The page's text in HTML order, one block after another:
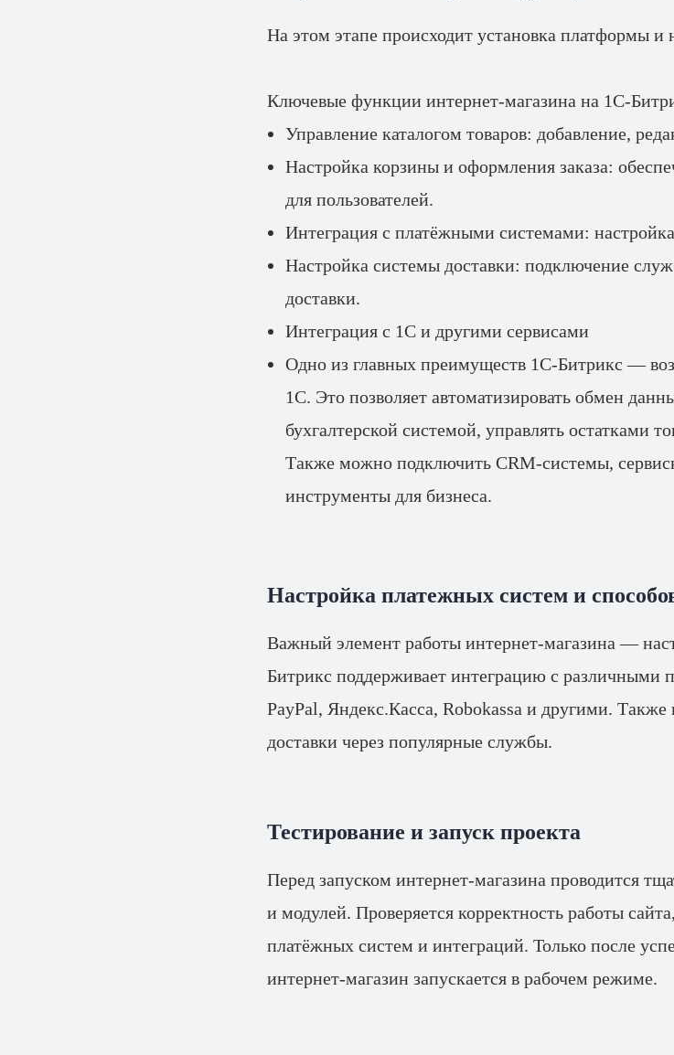
На этом этапе происходит установка платформы и
Ключевые функции интернет-магазина на 1С-
Управление каталогом товаров: добавление,
Настройка корзины и оформления заказа:
для пользователей.
Интеграция с платёжными системами:
Настройка системы доставки: подключение
доставки.
Интеграция с 1С и другими сервисами
Одно из главных преимуществ 1С-Битрикс —
1С. Это позволяет автоматизировать обмен
бухгалтерской системой, управлять остатками
Также можно подключить CRM-системы,
инструменты для бизнеса.
Настройка платежных систем и
Важный элемент работы интернет-магазина —
Битрикс поддерживает интеграцию с различными
PayPal, Яндекс.Касса, Robokassa и другими. Также
доставки через популярные службы.
Тестирование и запуск проекта
Перед запуском интернет-магазина проводится
и модулей. Проверяется корректность работы
платёжных систем и интеграций. Только после
интернет-магазин запускается в рабочем режиме.